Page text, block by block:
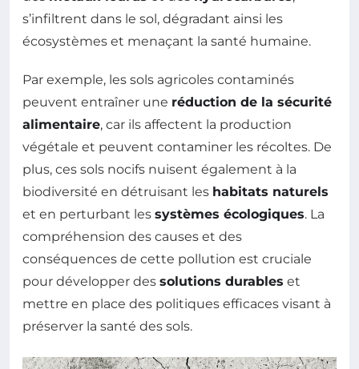
s’infiltrent dans le sol, dégradant ainsi les
écosystèmes et menaçant la santé humaine.
Par exemple, les sols agricoles contaminés
peuvent entraîner une réduction de la sécurité
alimentaire, car ils affectent la production
végétale et peuvent contaminer les récoltes. De
plus, ces sols nocifs nuisent également à la
biodiversité en détruisant les habitats naturels
et en perturbant les systèmes écologiques. La
compréhension des causes et des
conséquences de cette pollution est cruciale
pour développer des solutions durables et
mettre en place des politiques efficaces visant à
préserver la santé des sols.